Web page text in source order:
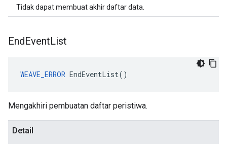
Tidak dapat membuat akhir daftar data.
EndEventList
WEAVE_ERROR EndEventList()
Mengakhiri pembuatan daftar peristiwa.
Detail